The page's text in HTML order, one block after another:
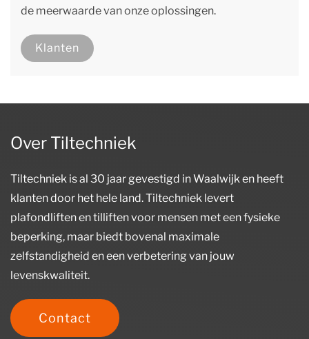
de meerwaarde van onze oplossingen.
Klanten
Over Tiltechniek
Tiltechniek is al 30 jaar gevestigd in Waalwijk en heeft
klanten door het hele land. Tiltechniek levert
plafondliften en tilliften voor mensen met een fysieke
beperking, maar biedt bovenal maximale
zelfstandigheid en een verbetering van jouw
levenskwaliteit.
Contact